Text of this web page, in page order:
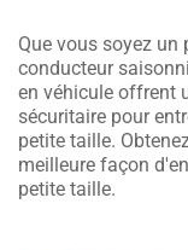
Que vous soyez un
conducteur
en véhicule offrent
sécuritaire pour
petite taille.
meilleure façon
petite taille.